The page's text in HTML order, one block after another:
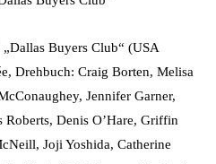
Buyers Club“ (USA
Drehbuch: Craig Borten, Melisa
Jennifer Garner,
Roberts, Denis O’Hare, Griffin
Joji Yoshida, Catherine